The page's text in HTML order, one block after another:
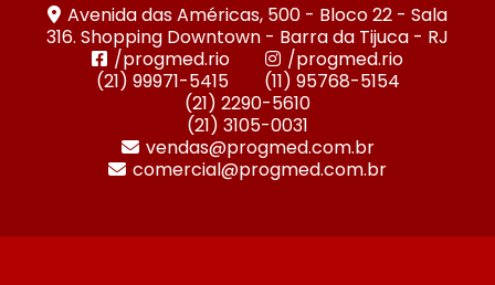
Avenida das Américas, 500 - Bloco 22 - Sala
316. Shopping Downtown - Barra da Tijuca - RJ
/progmed.rio
/progmed.rio
(21) 99971-5415
(11) 95768-5154
(21) 2290-5610
(21) 3105-0031
vendas@progmed.com.br
comercial@progmed.com.br